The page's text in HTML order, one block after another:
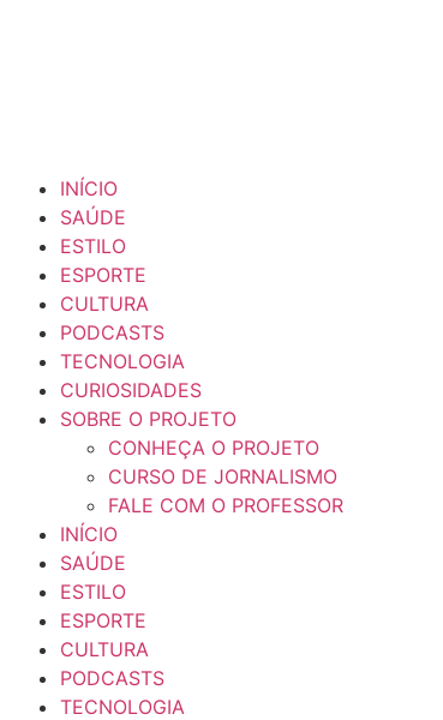
INÍCIO
SAÚDE
ESTILO
ESPORTE
CULTURA
PODCASTS
TECNOLOGIA
CURIOSIDADES
SOBRE O PROJETO
CONHEÇA O PROJETO
CURSO DE JORNALISMO
FALE COM O PROFESSOR
INÍCIO
SAÚDE
ESTILO
ESPORTE
CULTURA
PODCASTS
TECNOLOGIA